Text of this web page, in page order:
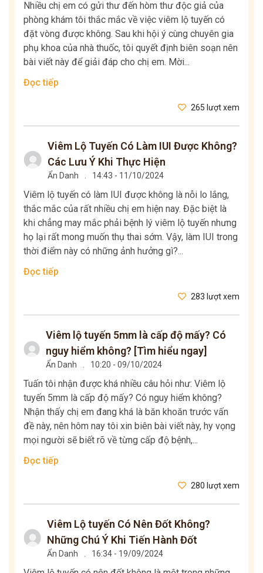
Nhiều chị em có gửi thư đến hòm thư độc giả của
phòng khám tôi thắc mắc về việc viêm lộ tuyến có
đặt vòng được không. Sau khi hội ý cùng chuyên gia
phụ khoa của nhà thuốc, tôi quyết định biên soạn nên
bài viết này để giải đáp cho chị em. Mời...
Đọc tiếp
265 lượt xem
Viêm Lộ Tuyến Có Làm IUI Được Không?
Các Lưu Ý Khi Thực Hiện
Ẩn Danh 14:43 - 11/10/2024
Viêm lộ tuyến có làm IUI được không là nỗi lo lắng,
thắc mắc của rất nhiều chị em hiện nay. Đặc biệt là
khi chẳng may mắc phải bệnh lý viêm lộ tuyến nhưng
họ lại rất mong muốn thụ thai sớm. Vậy, làm IUI trong
thời điểm này có những ảnh hưởng gì?...
Đọc tiếp
283 lượt xem
Viêm lộ tuyến 5mm là cấp độ mấy? Có
nguy hiểm không? [Tìm hiểu ngay]
Ẩn Danh 10:20 - 09/10/2024
Tuấn tôi nhận được khá nhiều câu hỏi như: Viêm lộ
tuyến 5mm là cấp độ mấy? Có nguy hiểm không?
Nhận thấy chị em đang khá là băn khoăn trước vấn
đề này, nên hôm nay tôi xin biên bài viết này, hy vọng
mọi người sẽ biết rõ về từng cấp độ bệnh,...
Đọc tiếp
280 lượt xem
Viêm Lộ tuyến Có Nên Đốt Không?
Những Chú Ý Khi Tiến Hành Đốt
Ẩn Danh 16:34 - 19/09/2024